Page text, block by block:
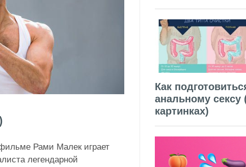
Рами Малек играет
легендарной
Как
анальному сексу
картинках)